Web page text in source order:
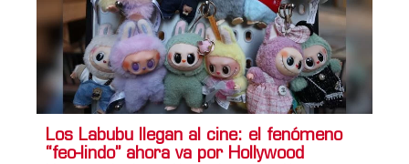
Los Labubu llegan al cine: el fenómeno
“feo-lindo” ahora va por Hollywood